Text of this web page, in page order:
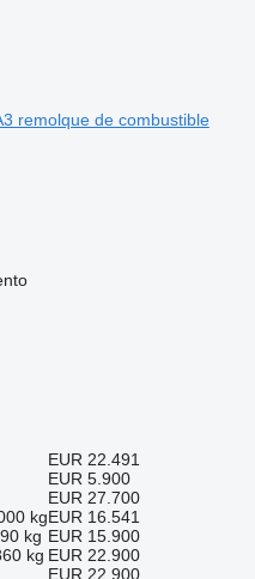
remolque de combustible
EUR 22.491
EUR 5.900
EUR 27.700
kgEUR 16.541
kg EUR 15.900
kg EUR 22.900
EUR 22.900